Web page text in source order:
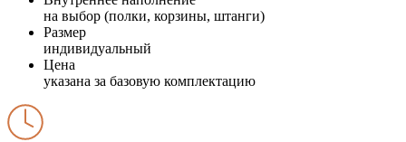
на выбор (полки, корзины, штанги)
Размер
индивидуальный
Цена
указана за базовую комплектацию